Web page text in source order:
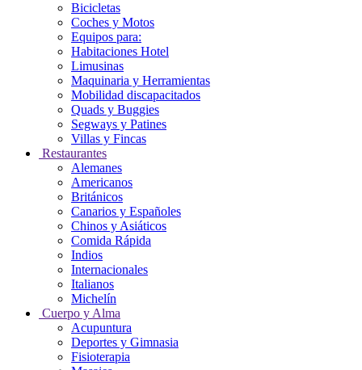
Bicicletas
Coches y Motos
Equipos para:
Habitaciones Hotel
Limusinas
Maquinaria y Herramientas
Mobilidad discapacitados
Quads y Buggies
Segways y Patines
Villas y Fincas
Restaurantes
Alemanes
Americanos
Británicos
Canarios y Españoles
Chinos y Asiáticos
Comida Rápida
Indios
Internacionales
Italianos
Michelín
Cuerpo y Alma
Acupuntura
Deportes y Gimnasia
Fisioterapia